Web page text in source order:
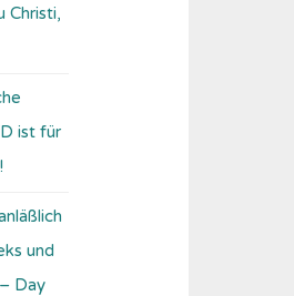
Christi,
ist für
und
Day